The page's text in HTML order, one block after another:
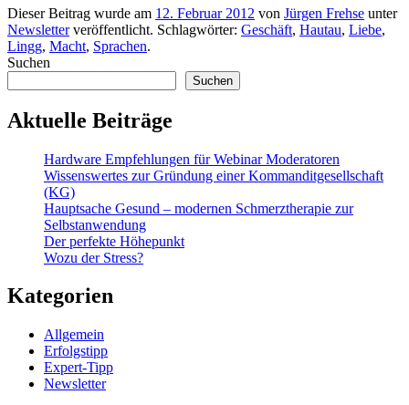
Dieser Beitrag wurde am 12. Februar 2012 von Jürgen Frehse unter
Newsletterveröffentlicht. Schlagwörter: Geschäft, Hautau, Liebe,
Lingg, Macht, Sprachen.
Suchen
Suchen
Aktuelle Beiträge
Hardware Empfehlungen für Webinar Moderatoren
Wissenswertes zur Gründung einer Kommanditgesellschaft
(KG)
Hauptsache Gesund – modernen Schmerztherapie zur
Selbstanwendung
Der perfekte Höhepunkt
Wozu der Stress?
Kategorien
Allgemein
Erfolgstipp
Expert-Tipp
Newsletter